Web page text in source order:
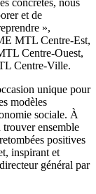
et de
»,
MTL Centre-Est,
Centre-Ouest,
Centre-Ville.
unique pour
modèles
sociale. À
trouver ensemble
positives
inspirant et
général par